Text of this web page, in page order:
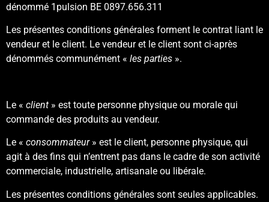
dénommé 1pulsion BE 0897.656.311
Les présentes conditions générales forment le contrat liant le
vendeur et le client. Le vendeur et le client sont ci-après
dénommés communément « les parties ».
Le « client » est toute personne physique ou morale qui
commande des produits au vendeur.
Le « consommateur » est le client, personne physique, qui
agit à des fins qui n’entrent pas dans le cadre de son activité
commerciale, industrielle, artisanale ou libérale.
Les présentes conditions générales sont seules applicables.